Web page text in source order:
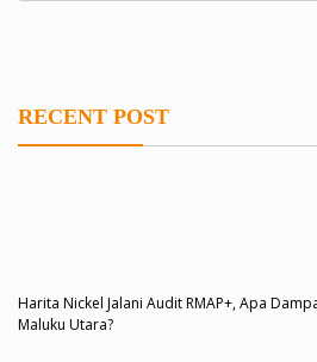
RECENT POST
Harita Nickel Jalani Audit RMAP+, Apa
Maluku Utara?